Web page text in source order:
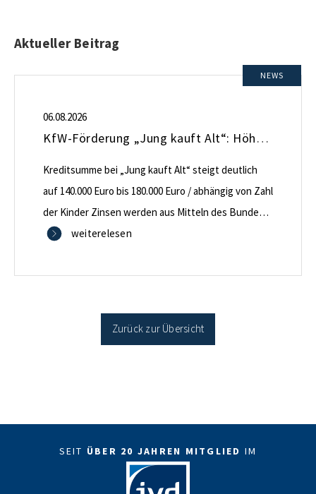
Aktueller Beitrag
NEWS
06.08.2026
KfW-Förderung „Jung kauft Alt“: Höhere Kredite ab August 2026
Kreditsumme bei „Jung kauft Alt“ steigt deutlich
auf 140.000 Euro bis 180.000 Euro / abhängig von Zahl
der Kinder Zinsen werden aus Mitteln des Bundes
verbilligt: Heutiger Zins bei 0,53 Prozent effektiv bei
Antragstellende verpflichten sich zu energetischer
Sanierung in Einzelmaßnahmen […]
weiterelesen
Zurück zur Übersicht
SEIT ÜBER 20 JAHREN MITGLIED IM